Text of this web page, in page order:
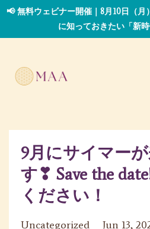
📢 無料ウェビナー開催｜8月10日（月
に知っておきたい「新時
9月にサイマー
す❣ Save the
ください！
Uncategorized Jun 13,